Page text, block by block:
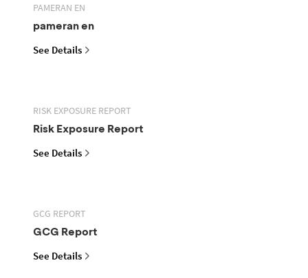
PAMERAN EN
pameran en
See Details
RISK EXPOSURE REPORT
Risk Exposure Report
See Details
GCG REPORT
GCG Report
See Details